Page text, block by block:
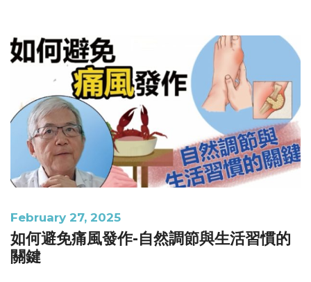
February 27, 2025
如何避免痛風發作-自然調節與生活習慣的
關鍵